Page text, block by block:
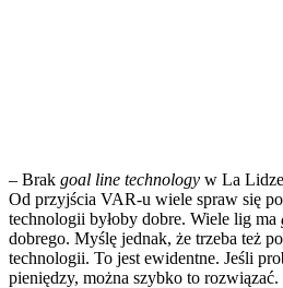
– Brak goal line technology w La
Od przyjścia VAR-u wiele spraw się
technologii byłoby dobre. Wiele lig ma
dobrego. Myślę jednak, że trzeba też
technologii. To jest ewidentne. Jeśli
pieniędzy, można szybko to rozwiązać.